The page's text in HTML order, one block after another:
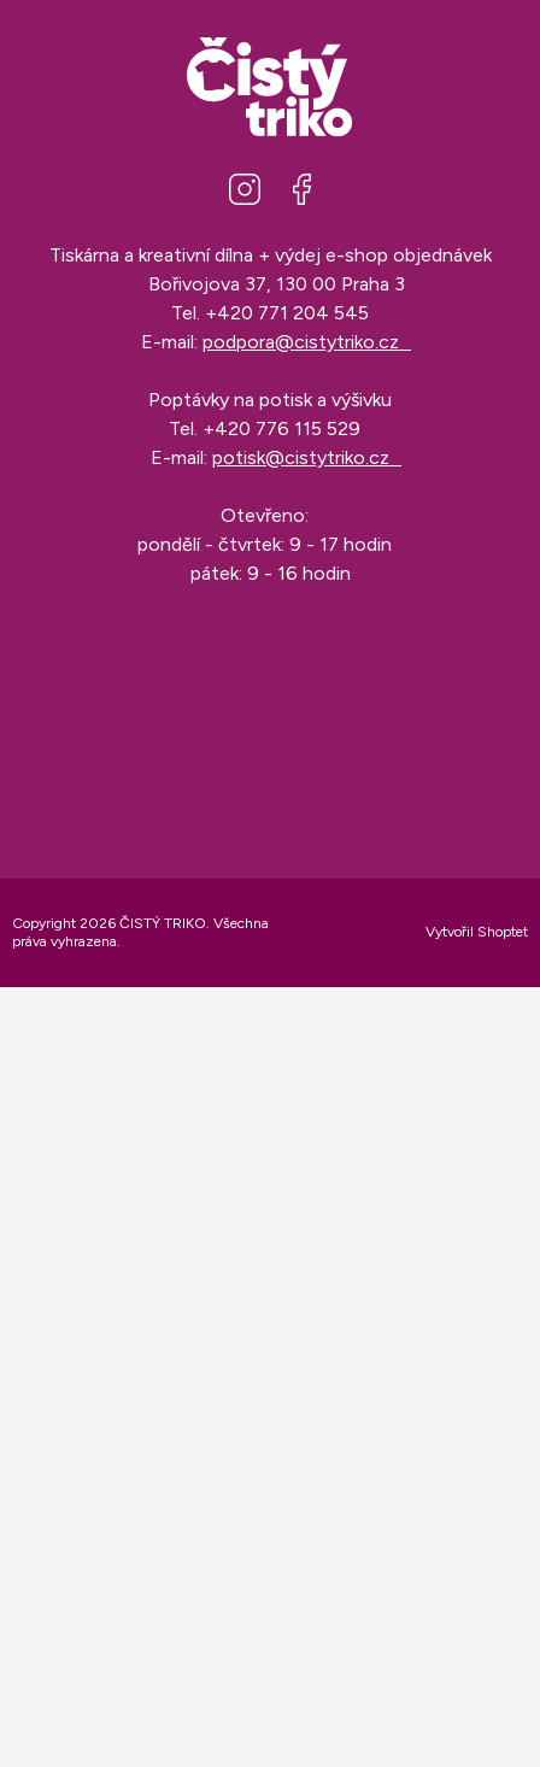
Tiskárna a kreativní dílna + výdej e-shop objednávek
Bořivojova 37, 130 00 Praha 3
Tel. +420 771 204 545
E-mail: podpora@cistytriko.cz
Poptávky na potisk a výšivku
Tel. +420 776 115 529
E-mail: potisk@cistytriko.cz
Otevřeno:
pondělí - čtvrtek: 9 - 17 hodin
pátek: 9 - 16 hodin
Vytvořil Shoptet
Copyright 2026 ČISTÝ TRIKO. Všechna
práva vyhrazena.